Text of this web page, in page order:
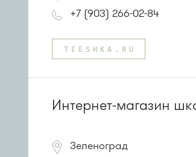
+7 (903) 266-02-84
TEESHKA.RU
Интернет-магазин
Зеленоград